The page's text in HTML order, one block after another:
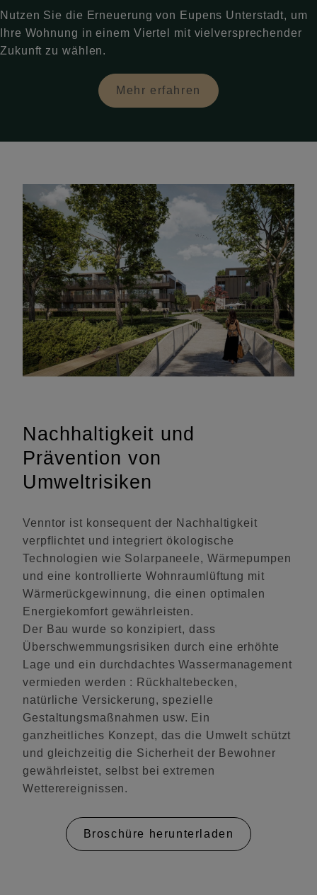
Nutzen Sie die Erneuerung von Eupens Unterstadt, um
Ihre Wohnung in einem Viertel mit vielversprechender
Zukunft zu wählen.
Mehr erfahren
Nachhaltigkeit und
Prävention von
Umweltrisiken
Venntor ist konsequent der Nachhaltigkeit
verpflichtet und integriert ökologische
Technologien wie Solarpaneele, Wärmepumpen
und eine kontrollierte Wohnraumlüftung mit
Wärmerückgewinnung, die einen optimalen
Energiekomfort gewährleisten.
Der Bau wurde so konzipiert, dass
Überschwemmungsrisiken durch eine erhöhte
Lage und ein durchdachtes Wassermanagement
vermieden werden : Rückhaltebecken,
natürliche Versickerung, spezielle
Gestaltungsmaßnahmen usw. Ein
ganzheitliches Konzept, das die Umwelt schützt
und gleichzeitig die Sicherheit der Bewohner
gewährleistet, selbst bei extremen
Wetterereignissen.
Broschüre herunterladen